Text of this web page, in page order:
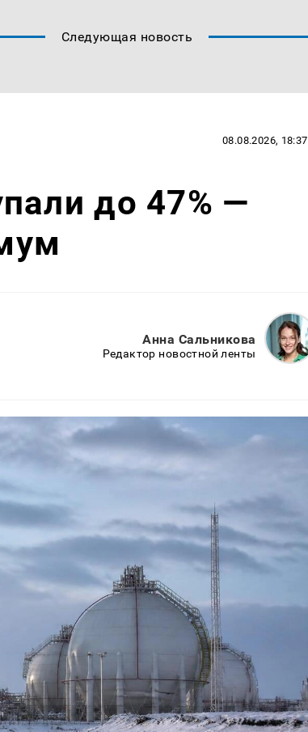
Следующая новость
08.08.2026, 18:37
до 47% —
Анна Сальникова
Редактор новостной ленты